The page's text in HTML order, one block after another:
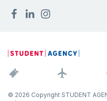
© 2026 Copyright STUDENT